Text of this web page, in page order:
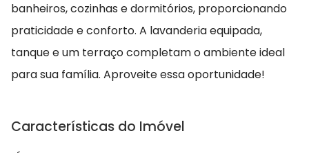
banheiros, cozinhas e dormitórios, proporcionando
praticidade e conforto. A lavanderia equipada,
tanque e um terraço completam o ambiente ideal
para sua família. Aproveite essa oportunidade!
Características do Imóvel